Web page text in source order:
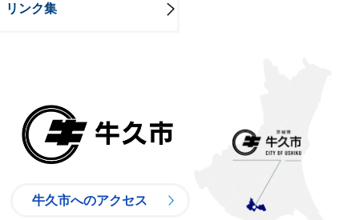
リンク集
牛久市へのアクセス